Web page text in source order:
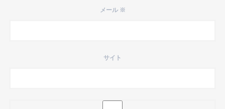
メール ※
サイト